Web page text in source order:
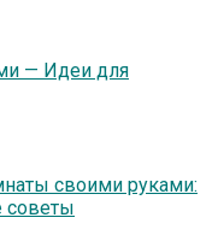
— Идеи для
своими руками:
советы